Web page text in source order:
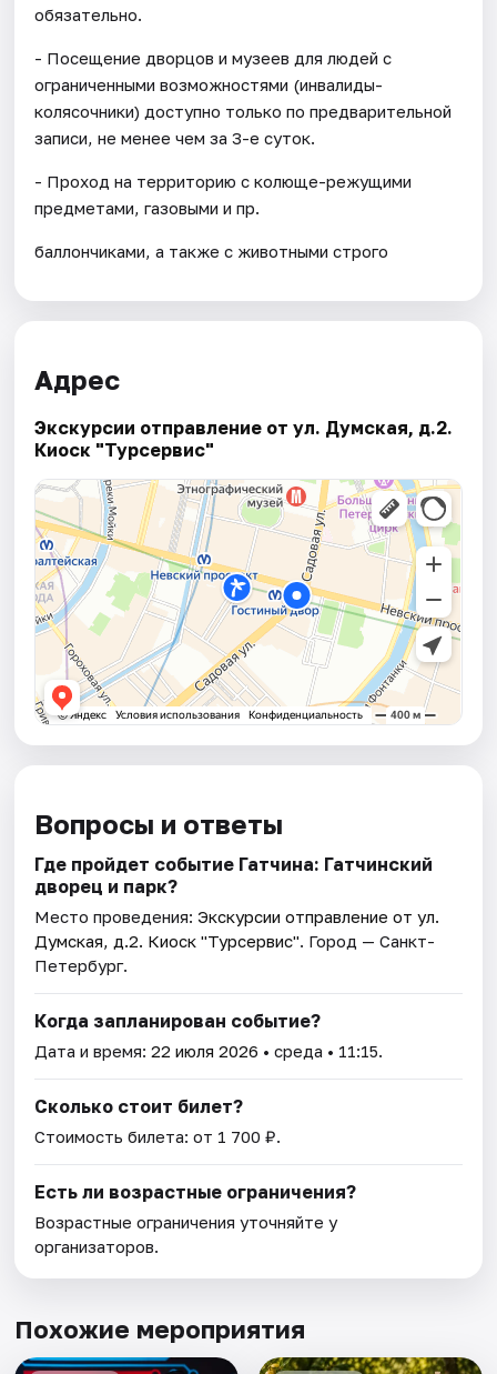
обязательно.
- Посещение дворцов и музеев для людей с
ограниченными возможностями (инвалиды-
колясочники) доступно только по предварительной
записи, не менее чем за 3-е суток.
- Проход на территорию с колюще-режущими
предметами, газовыми и пр.
баллончиками, а также с животными строго
Адрес
Экскурсии отправление от ул. Думская, д.2.
Киоск "Турсервис"
Вопросы и ответы
Где пройдет событие Гатчина: Гатчинский
дворец и парк?
Место проведения:Экскурсии отправление от ул.
Думская, д.2. Киоск "Турсервис". Город — Санкт-
Петербург.
Когда запланирован событие?
Дата и время:22 июля 2026 • среда • 11:15.
Сколько стоит билет?
Стоимость билета: от 1 700 ₽.
Есть ли возрастные ограничения?
Возрастные ограничения уточняйте у
организаторов.
Похожие мероприятия